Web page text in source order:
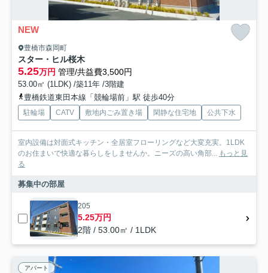
NEW
豊橋市森岡町
スター・ヒル桜木
5.25万円 管理/共益費3,500円
53.00㎡ (1LDK) /築11年 /3階建
豊橋鉄道東田本線「競輪場前」駅 徒歩40分
駐輪場 CATV 敷地内ごみ置き場 閑静な住宅地 公共下水
室内設備は対面式キッチン・全居室フローリングなど大変充実。1LDK
のお住まいで快適な暮らしをしませんか。ニーズの高い角部... もっと見
る
募集中の部屋
205
5.25万円
2階 / 53.00㎡ / 1LDK
アパート